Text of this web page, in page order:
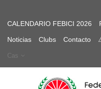
CALENDARIO FEBICI 2026
Noticias Clubs Contacto
Cas